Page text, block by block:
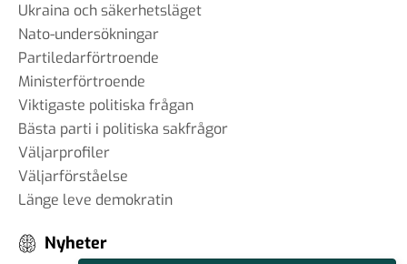
Ukraina och säkerhetsläget
Nato-undersökningar
Partiledarförtroende
Ministerförtroende
Viktigaste politiska frågan
Bästa parti i politiska sakfrågor
Väljarprofiler
Väljarförståelse
Länge leve demokratin
Nyheter